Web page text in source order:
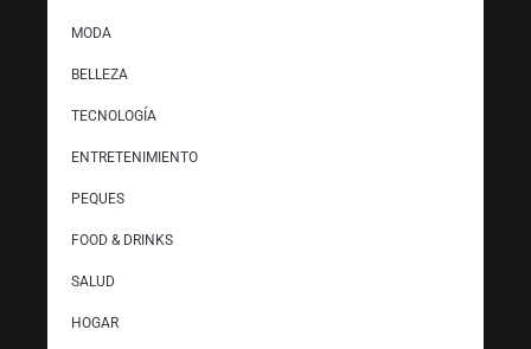
MODA
BELLEZA
TECNOLOGÍA
ENTRETENIMIENTO
PEQUES
FOOD & DRINKS
SALUD
HOGAR